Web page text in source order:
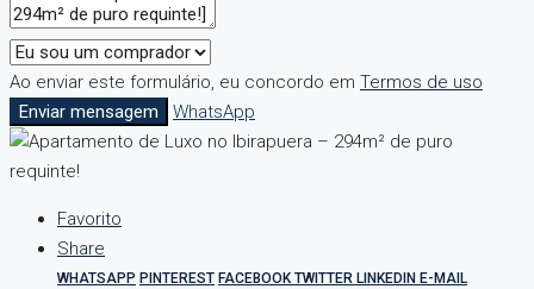
Ao enviar este formulário, eu concordo em Termos de uso
Enviar mensagem
WhatsApp
Favorito
Share
WHATSAPP PINTEREST FACEBOOK TWITTER LINKEDIN E-MAIL